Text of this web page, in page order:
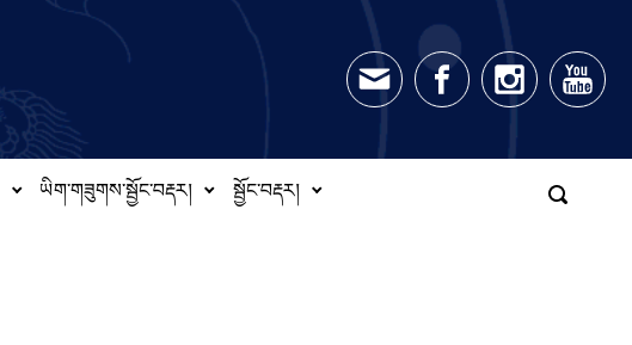
ཡིག་གཟུགས་སྦྱོང་བརྡར། སྦྱོང་བརྡར།